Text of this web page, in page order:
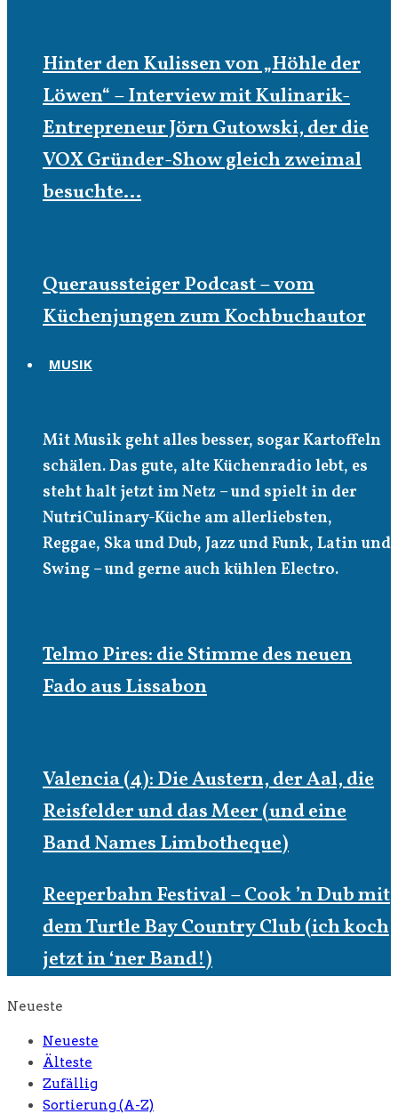
Hinter den Kulissen von „Höhle der
Löwen“ – Interview mit Kulinarik-
Entrepreneur Jörn Gutowski, der die
VOX Gründer-Show gleich zweimal
besuchte…
Queraussteiger Podcast – vom
Küchenjungen zum Kochbuchautor
MUSIK
Mit Musik geht alles besser, sogar Kartoffeln
schälen. Das gute, alte Küchenradio lebt, es
steht halt jetzt im Netz – und spielt in der
NutriCulinary-Küche am allerliebsten,
Reggae, Ska und Dub, Jazz und Funk, Latin und
Swing – und gerne auch kühlen Electro.
Telmo Pires: die Stimme des neuen
Fado aus Lissabon
Valencia (4): Die Austern, der Aal, die
Reisfelder und das Meer (und eine
Band Names Limbotheque)
Reeperbahn Festival – Cook ’n Dub mit
dem Turtle Bay Country Club (ich koch
jetzt in ‘ner Band!)
Neueste
Neueste
Älteste
Zufällig
Sortierung (A-Z)